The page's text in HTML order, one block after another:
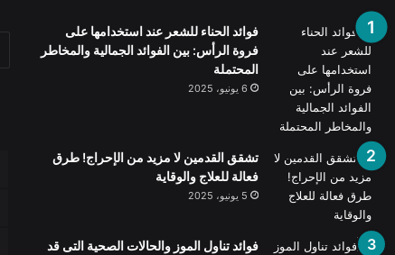
فوائد الحناء للشعر عند استخدامها على
فروة الرأس: بين الفوائد الجمالية والمخاطر
المحتملة
6 يونيو، 2025
تشقق القدمين لا مزيد من الإحراج! طرق
فعالة للعلاج والوقاية
5 يونيو، 2025
فوائد تناول الموز والحالات الصحية التى قد